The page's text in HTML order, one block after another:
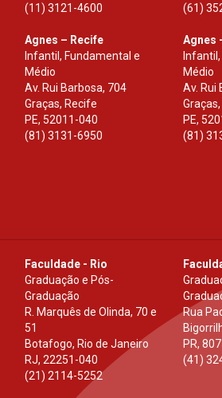
(11) 3121-4600
(61)
Agnes – Recife
Infantil, Fundamental e
Médio
Av. Rui Barbosa, 704
Graças, Recife
PE, 52011-040
(81) 3131-6950
Agnes
Médio
Av. Rui
PE,
(81)
Faculdade - Rio
Graduação e Pós-
Graduação
R. Marquês de Olinda, 70 e
51
Botafogo, Rio de Janeiro
RJ,22251-040
(21) 2114-5252
Rua
PR,
(41)